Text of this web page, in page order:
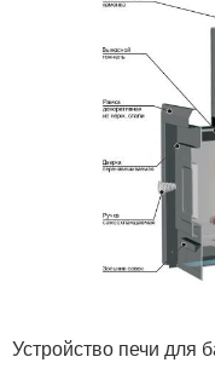
Устройство печи для